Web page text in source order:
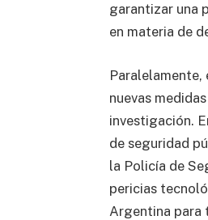
garantizar una
en materia de
nuevas
investigación.
de seguridad
la Policía de
pericias
Argentina para